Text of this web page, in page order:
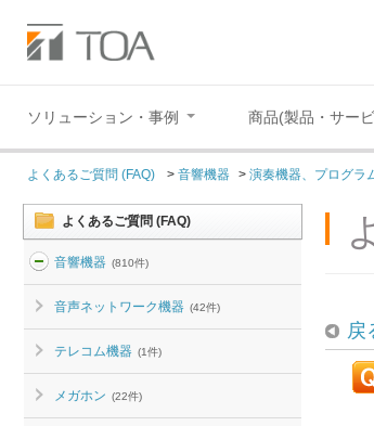
ソリューション・事例 商品(製品・サー
よくあるご質問 (FAQ) > 音響機器 > 演奏機器、プログラ
よくあるご質問 (FAQ)
音響機器 (810件)
音声ネットワーク機器 (42件)
テレコム機器 (1件)
メガホン (22件)
戻